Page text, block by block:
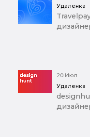
Удаленка
20 Июл
Удаленка